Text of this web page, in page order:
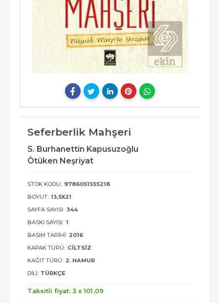
Seferberlik Mahşeri
S. Burhanettin Kapusuzoğlu
Ötüken Neşriyat
STOK KODU: 9786051555218
BOYUT: 13,5X21
SAYFA SAYISI: 344
BASKI SAYISI: 1
BASIM TARIHI: 2016
KAPAK TÜRÜ: CILTSIZ
KAĞIT TÜRÜ: 2. HAMUR
DILI: TÜRKÇE
Taksitli fiyat: 3 x 101 ,09